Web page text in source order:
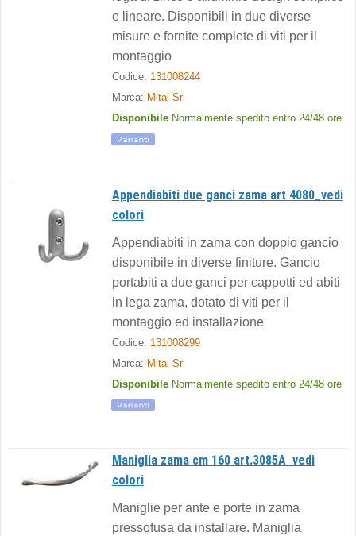
e lineare. Disponibili in due diverse
misure e fornite complete di viti per il
montaggio
Codice: 131008244
Marca: Mital Srl
Disponibile Normalmente spedito entro 24/48 ore
Appendiabiti due ganci zama art 4080_vedi
colori
Appendiabiti in zama con doppio gancio
disponibile in diverse finiture. Gancio
portabiti a due ganci per cappotti ed abiti
in lega zama, dotato di viti per il
montaggio ed installazione
Codice: 131008299
Marca: Mital Srl
Disponibile Normalmente spedito entro 24/48 ore
Maniglia zama cm 160 art.3085A_vedi
colori
Maniglie per ante e porte in zama
pressofusa da installare. Maniglia